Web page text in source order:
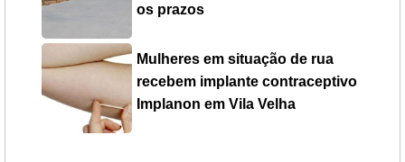
os prazos
Mulheres em situação de rua
recebem implante contraceptivo
Implanon em Vila Velha